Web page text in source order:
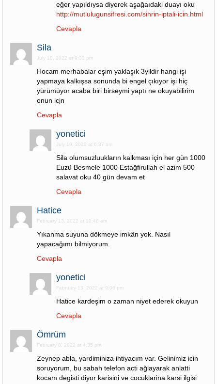
eğer yapıldıysa diyerek aşağaıdaki duayı oku
http://mutlulugunsifresi.com/sihrin-iptali-icin.html
Cevapla
Sila
July 18, 2022 at 9:33 pm
Hocam merhabalar eşim yaklaşık 3yildir hangi işi
yapmaya kalkışsa sonunda bi engel çıkıyor işi hiç
yürümüyor acaba biri birseymi yaptı ne okuyabilirim
onun icjn
Cevapla
yonetici
July 19, 2022 at 6:37 am
Sila olumsuzluukların kalkması için her gün 1000
Euzü Besmele 1000 Estağfirullah el azim 500
salavat oku 40 gün devam et
Cevapla
Hatice
February 13, 2022 at 10:48 am
Yıkanma suyuna dökmeye imkân yok. Nasıl
yapacağımı bilmiyorum.
Cevapla
yonetici
February 13, 2022 at 9:06 pm
Hatice kardeşim o zaman niyet ederek okuyun
Cevapla
Ömrüm
February 8, 2022 at 4:35 pm
Zeynep abla, yardiminiza ihtiyacım var. Gelinimiz icin
soruyorum, bu sabah telefon acti ağlayarak anlatti
kocam degisti diyor karisini ve cocuklarina karsi ilgisi